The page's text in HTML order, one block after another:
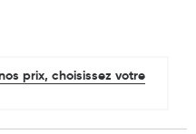
prix, choisissez votre